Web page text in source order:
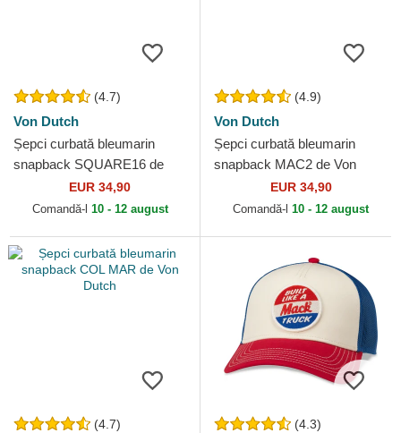
(4.7)
Von Dutch
Șepci curbată bleumarin
snapback SQUARE16 de
Von DutchEUR 34,90
Comandă-l 10 - 12 august
(4.9)
Von Dutch
Șepci curbată bleumarin
snapback MAC2 de Von
EUR 34,90
Comandă-l 10 - 12 august
(4.7) (4.3)